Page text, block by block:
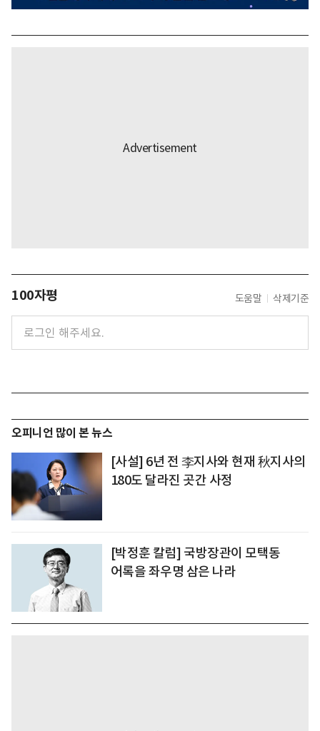
100자평 도움말 삭제기준
오피니언 많이 본 뉴스
[사설] 6년 전 李지사와 현재 秋지사의
180도 달라진 곳간 사정
[박정훈 칼럼] 국방장관이 모택동
어록을 좌우명 삼은 나라